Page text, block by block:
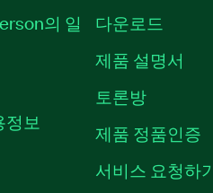
의 일
보
다운로드
제품 설명서
토론방
제품 정품인증
서비스 요청하